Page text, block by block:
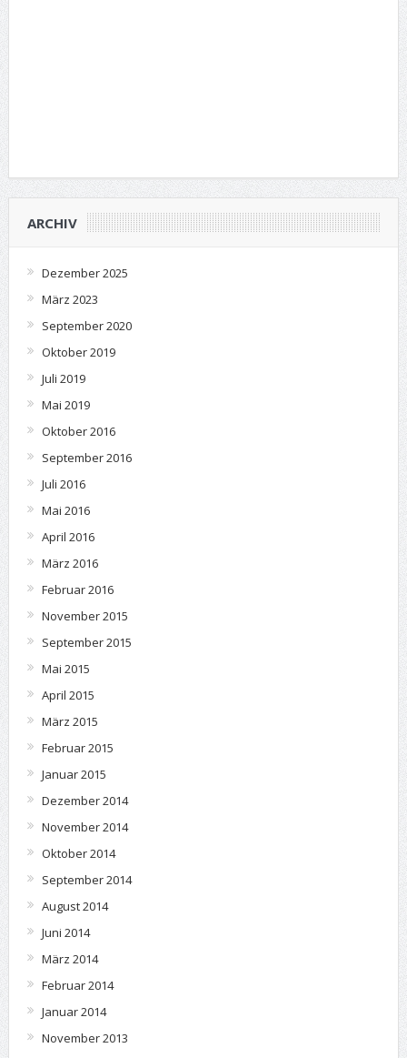
ARCHIV
Dezember 2025
März 2023
September 2020
Oktober 2019
Juli 2019
Mai 2019
Oktober 2016
September 2016
Juli 2016
Mai 2016
April 2016
März 2016
Februar 2016
November 2015
September 2015
Mai 2015
April 2015
März 2015
Februar 2015
Januar 2015
Dezember 2014
November 2014
Oktober 2014
September 2014
August 2014
Juni 2014
März 2014
Februar 2014
Januar 2014
November 2013